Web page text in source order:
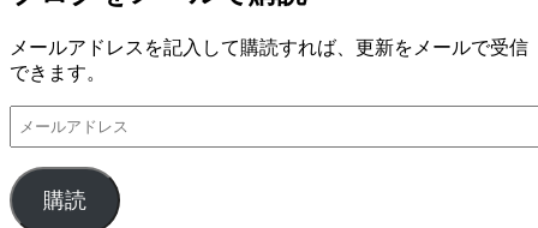
メールアドレスを記入して購読すれば、更新をメールで受信
できます。
ル
ア
ド
購読